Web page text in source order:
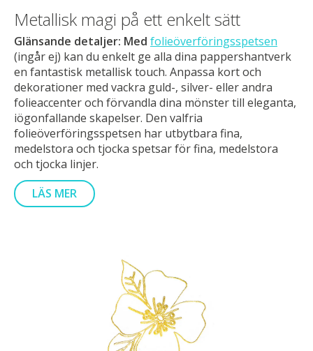
Metallisk magi på ett enkelt sätt
Glänsande detaljer: Med folieöverföringsspetsen
(ingår ej) kan du enkelt ge alla dina pappershantverk
en fantastisk metallisk touch. Anpassa kort och
dekorationer med vackra guld-, silver- eller andra
folieaccenter och förvandla dina mönster till eleganta,
iögonfallande skapelser. Den valfria
folieöverföringsspetsen har utbytbara fina,
medelstora och tjocka spetsar för fina, medelstora
och tjocka linjer.
LÄS MER